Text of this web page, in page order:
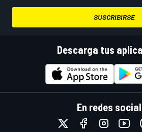
SUSCRIBIRSE
Descarga tus
En redes